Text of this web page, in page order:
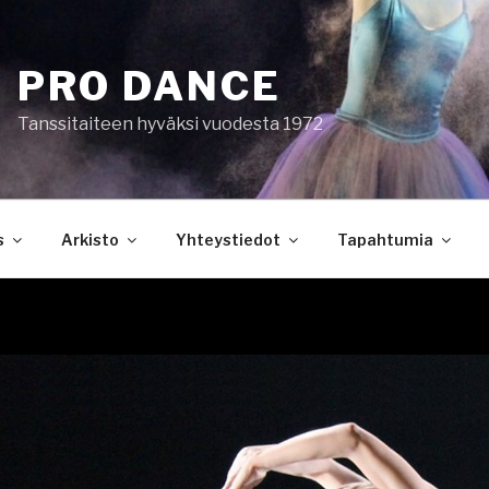
PRO DANCE
Tanssitaiteen hyväksi vuodesta 1972
Arkisto Yhteystiedot Tapahtumia